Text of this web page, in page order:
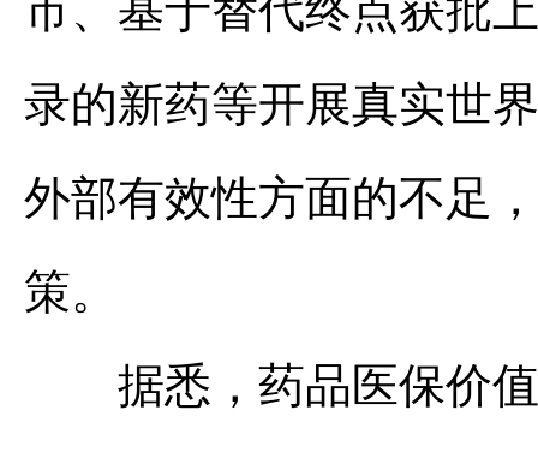
录的新药等开展真实世
外部有效性方面的不足
策。
据悉，药品医保价值